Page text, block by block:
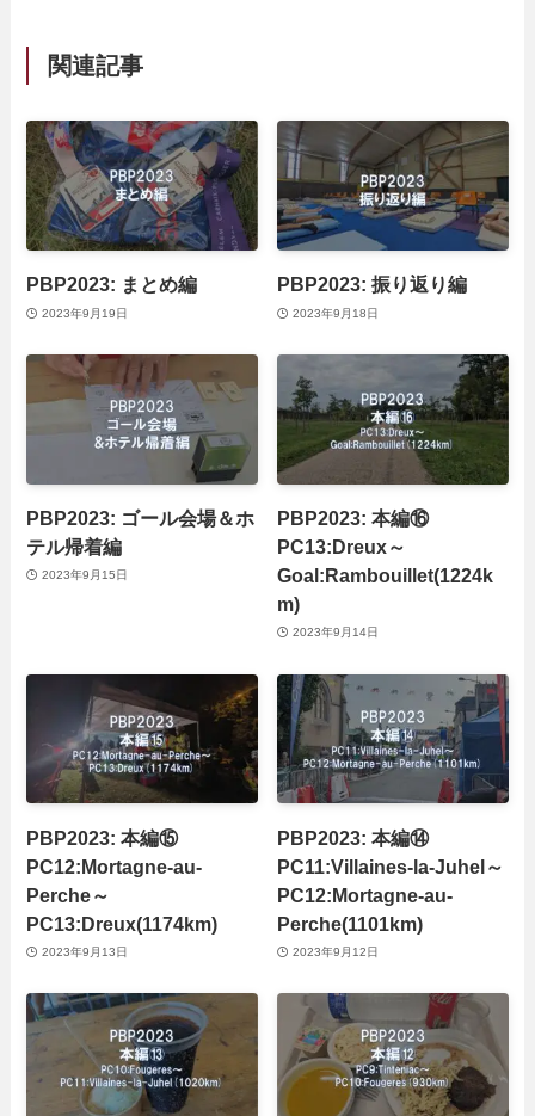
関連記事
PBP2023: まとめ編
2023年9月19日
PBP2023: 振り返り編
2023年9月18日
PBP2023: ゴール会場＆ホ
テル帰着編
2023年9月15日
PBP2023: 本編⑯
PC13:Dreux～
Goal:Rambouillet(1224k
m)
2023年9月14日
PBP2023: 本編⑮
PC12:Mortagne-au-
Perche～
PC13:Dreux(1174km)
2023年9月13日
PBP2023: 本編⑭
PC11:Villaines-la-Juhel～
PC12:Mortagne-au-
Perche(1101km)
2023年9月12日